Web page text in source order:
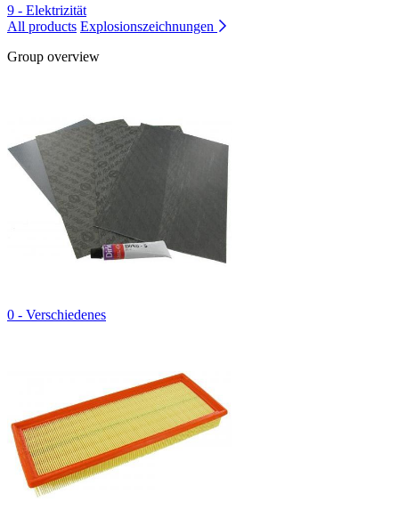
9 - Elektrizität
All products Explosionszeichnungen
Group overview
0 - Verschiedenes